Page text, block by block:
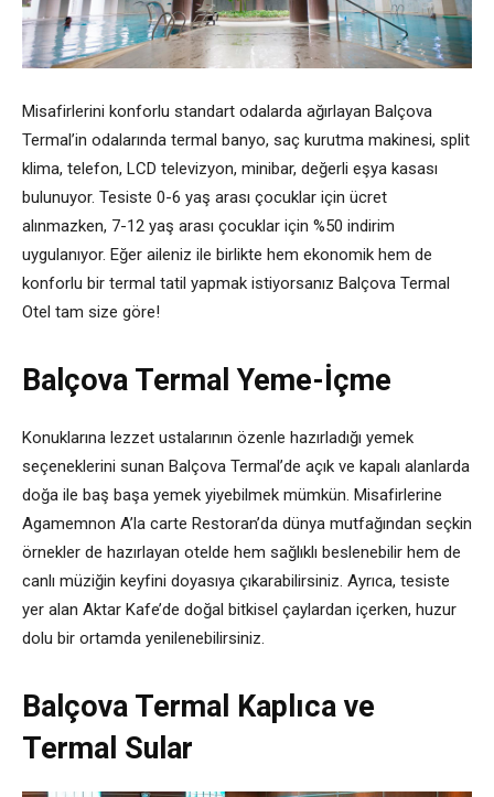
Misafirlerini konforlu standart odalarda ağırlayan Balçova
Termal’in odalarında termal banyo, saç kurutma makinesi, split
klima, telefon, LCD televizyon, minibar, değerli eşya kasası
bulunuyor. Tesiste 0-6 yaş arası çocuklar için ücret
alınmazken, 7-12 yaş arası çocuklar için %50 indirim
uygulanıyor. Eğer aileniz ile birlikte hem ekonomik hem de
konforlu bir termal tatil yapmak istiyorsanız Balçova Termal
Otel tam size göre!
Balçova Termal Yeme-İçme
Konuklarına lezzet ustalarının özenle hazırladığı yemek
seçeneklerini sunan Balçova Termal’de açık ve kapalı alanlarda
doğa ile baş başa yemek yiyebilmek mümkün. Misafirlerine
Agamemnon A’la carte Restoran’da dünya mutfağından seçkin
örnekler de hazırlayan otelde hem sağlıklı beslenebilir hem de
canlı müziğin keyfini doyasıya çıkarabilirsiniz. Ayrıca, tesiste
yer alan Aktar Kafe’de doğal bitkisel çaylardan içerken, huzur
dolu bir ortamda yenilenebilirsiniz.
Balçova Termal Kaplıca ve
Termal Sular